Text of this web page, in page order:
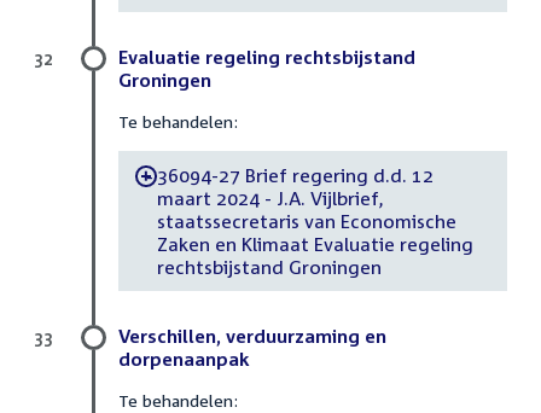
Evaluatie regeling rechtsbijstand
Groningen
Te behandelen:
-36094-27 Brief regering d.d. 12
maart 2024 - J.A. Vijlbrief,
staatssecretaris van Economische
Zaken en Klimaat Evaluatie regeling
rechtsbijstand Groningen
32
Verschillen, verduurzaming en
dorpenaanpak
Te behandelen:
33